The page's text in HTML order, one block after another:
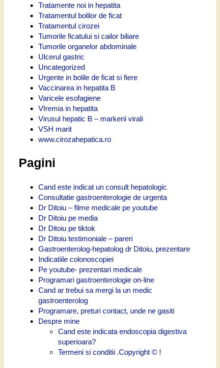
Tratamente noi in hepatita
Tratamentul bolilor de ficat
Tratamentul cirozei
Tumorile ficatului si cailor biliare
Tumorile organelor abdominale
Ulcerul gastric
Uncategorized
Urgente in bolile de ficat si fiere
Vaccinarea in hepatita B
Varicele esofagiene
VIremia in hepatita
Virusul hepatic B – markerii virali
VSH marit
www.cirozahepatica.ro
Pagini
Cand este indicat un consult hepatologic
Consultatie gastroenterologie de urgenta
Dr Ditoiu – filme medicale pe youtube
Dr Ditoiu pe media
Dr Ditoiu pe tiktok
Dr Ditoiu testimoniale – pareri
Gastroenterolog-hepatolog dr Ditoiu, prezentare
Indicatiile colonoscopiei
Pe youtube- prezentari medicale
Programari gastroenterologie on-line
Cand ar trebui sa mergi la un medic
gastroenterolog
Programare, preturi contact, unde ne gasiti
Despre mine
Cand este indicata endoscopia digestiva
superioara?
Termeni si conditii .Copyright © !